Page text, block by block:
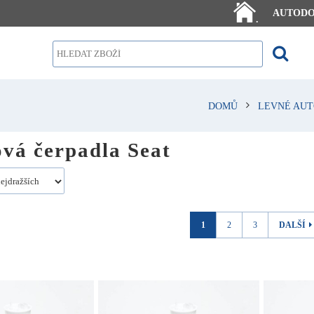
.
DOMŮ LEVNÉ
čerpadla Seat
1 2 3 DALŠÍ